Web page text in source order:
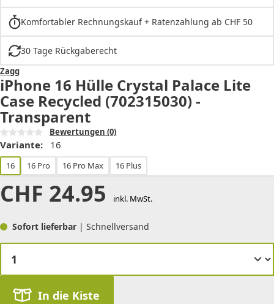
Komfortabler Rechnungskauf + Ratenzahlung ab CHF 50
30 Tage Rückgaberecht
Zagg
iPhone 16 Hülle Crystal Palace Lite
Case Recycled (702315030) -
Transparent
Bewertungen (0)
Variante: 16
16 16 Pro 16 Pro Max 16 Plus
CHF 24.95 inkl. MwSt.
Sofort lieferbar | Schnellversand
In die Kiste